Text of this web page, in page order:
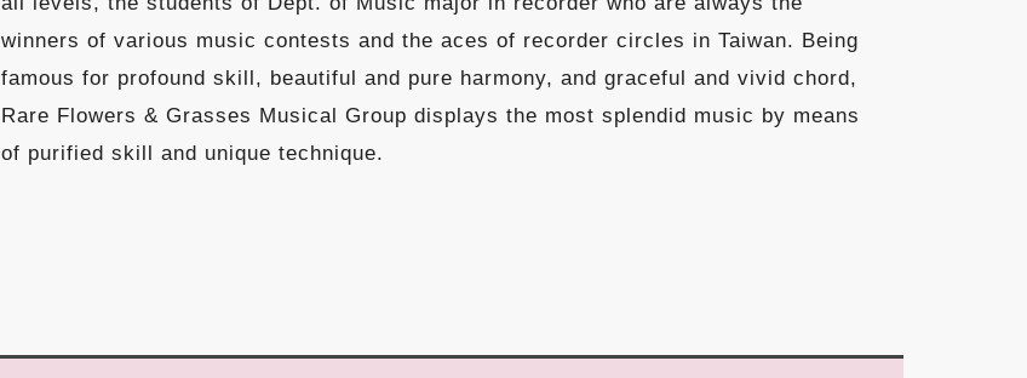
winners of various music contests and the aces of recorder circles in Taiwan. Being
famous for profound skill, beautiful and pure harmony, and graceful and vivid chord,
Rare Flowers & Grasses Musical Group displays the most splendid music by means
of purified skill and unique technique.